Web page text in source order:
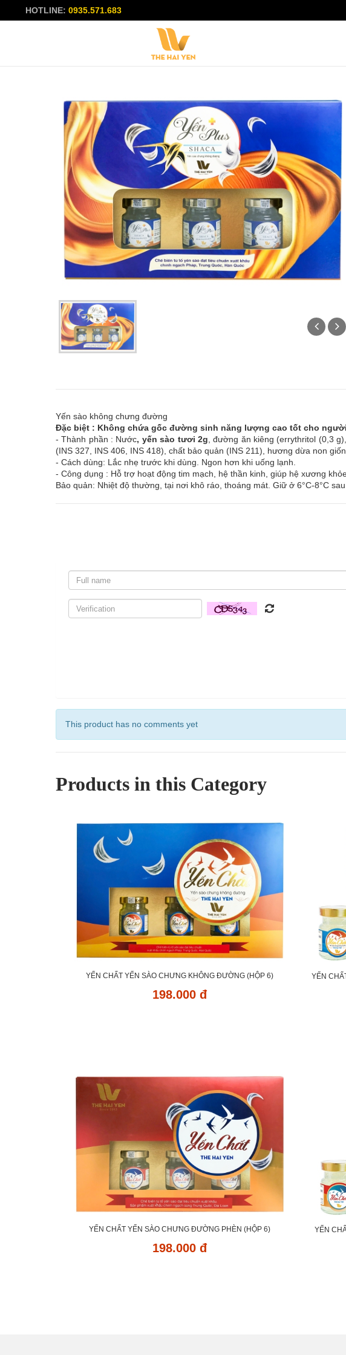
HOTLINE: 0935.571.683
Yến sào không chưng đường
Đặc biệt : Không chứa gốc đường sinh năng lượng cao tốt cho
- Thành phần : Nước, yến sào tươi 2g, đường ăn kiêng (errythritol (0,3
(INS 327, INS 406, INS 418), chất bảo quản (INS 211), hương dừa non
- Cách dùng: Lắc nhẹ trước khi dùng. Ngon hơn khi uống lạnh.
- Công dụng : Hỗ trợ hoạt động tim mạch, hệ thần kinh, giúp hệ xương
Bảo quản: Nhiệt độ thường, tại nơi khô ráo, thoáng mát. Giữ ở 6°C-8°C
This product has no comments yet
Products in this Category
YẾN CHẤT YẾN SÀO CHƯNG KHÔNG ĐƯỜNG (HỘP 6)
198.000 đ
YẾN
YẾN CHẤT YẾN SÀO CHƯNG ĐƯỜNG PHÈN (HỘP 6)
198.000 đ
YẾN